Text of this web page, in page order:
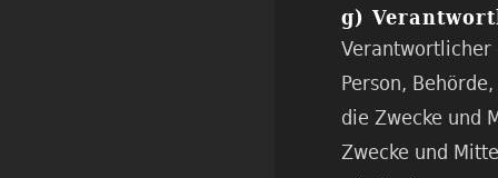
g)
Person,
die Zwecke und
Zwecke und